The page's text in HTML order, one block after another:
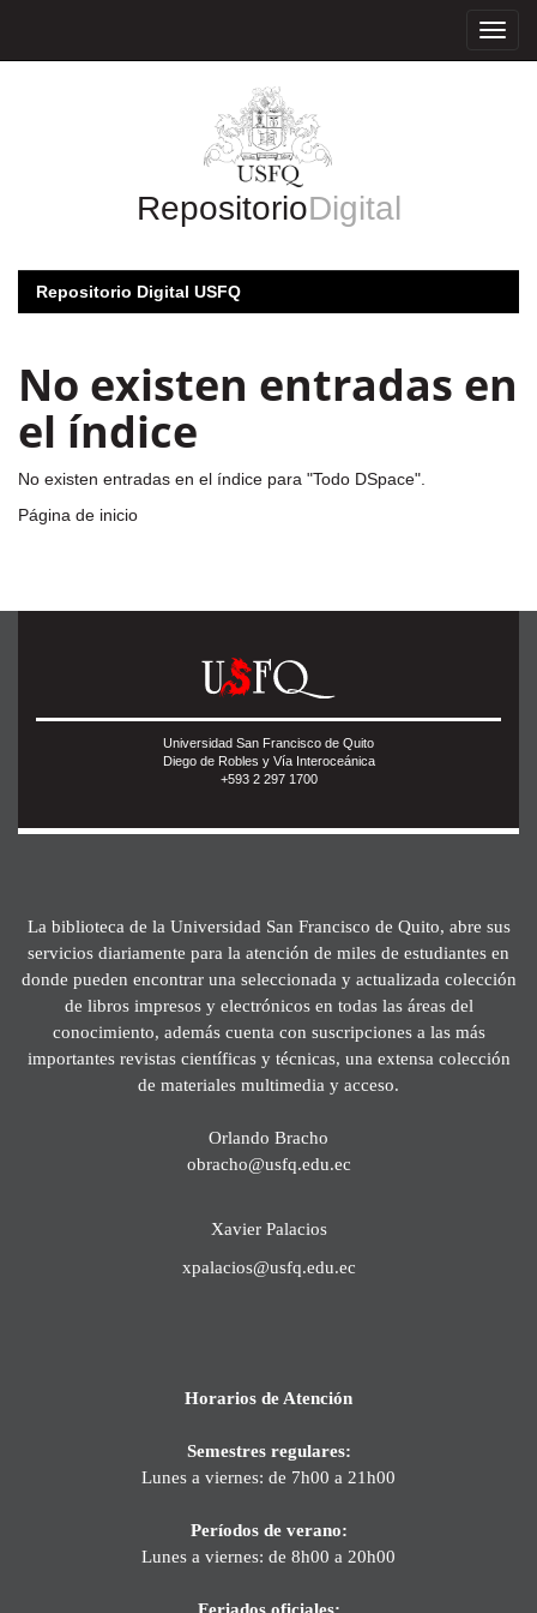
RepositorioDigital
Repositorio Digital USFQ
No existen entradas en
el índice
No existen entradas en el índice para "Todo DSpace".
Página de inicio
Universidad San Francisco de Quito
Diego de Robles y Vía Interoceánica
+593 2 297 1700
La biblioteca de la Universidad San Francisco de Quito, abre sus
servicios diariamente para la atención de miles de estudiantes en
donde pueden encontrar una seleccionada y actualizada colección
de libros impresos y electrónicos en todas las áreas del
conocimiento, además cuenta con suscripciones a las más
importantes revistas científicas y técnicas, una extensa colección
de materiales multimedia y acceso.
Orlando Bracho
obracho@usfq.edu.ec
Xavier Palacios
xpalacios@usfq.edu.ec
Horarios de Atención
Semestres regulares:
Lunes a viernes: de 7h00 a 21h00
Períodos de verano:
Lunes a viernes: de 8h00 a 20h00
Feriados oficiales: